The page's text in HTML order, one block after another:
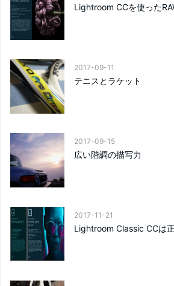
Lightroom CCを使った
2017-09-11
テニスとラケット
2017-09-15
広い階調の描写力
2017-11-21
Lightroom Classic CCは